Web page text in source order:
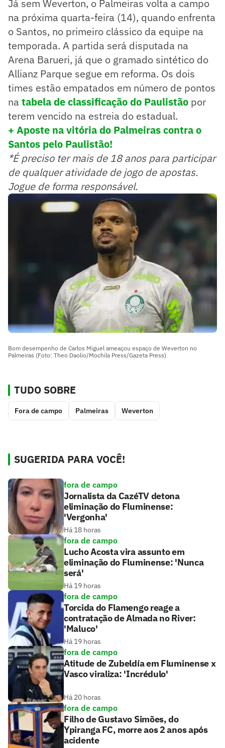
Já sem Weverton, o Palmeiras volta a campo
na próxima quarta-feira (14), quando enfrenta
o Santos, no primeiro clássico da equipe na
temporada. A partida será disputada na
Arena Barueri, já que o gramado sintético do
Allianz Parque segue em reforma. Os dois
times estão empatados em número de pontos
na tabela de classificação do Paulistão por
terem vencido na estreia do estadual.
+ Aposte na vitória do Palmeiras contra o
Santos pelo Paulistão!
*É preciso ter mais de 18 anos para participar
de qualquer atividade de jogo de apostas.
Jogue de forma responsável.
Bom desempenho de Carlos Miguel ameaçou espaço de Weverton no
Palmeiras (Foto: Theo Daolio/Mochila Press/Gazeta Press)
TUDO SOBRE
Fora de campo Palmeiras Weverton
SUGERIDA PARA VOCÊ!
fora de campo
Jornalista da CazéTV detona
eliminação do Fluminense:
'Vergonha'
Há 18 horas
fora de campo
Lucho Acosta vira assunto em
eliminação do Fluminense: 'Nunca
será'
Há 19 horas
fora de campo
Torcida do Flamengo reage a
contratação de Almada no River:
'Maluco'
Há 19 horas
fora de campo
Atitude de Zubeldía em Fluminense x
Vasco viraliza: 'Incrédulo'
Há 20 horas
fora de campo
Filho de Gustavo Simões, do
Ypiranga FC, morre aos 2 anos após
acidente